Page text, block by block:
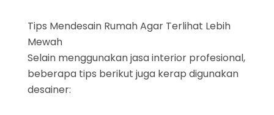
Tips Mendesain Rumah Agar Terlihat Lebih
Mewah
Selain menggunakan jasa interior profesional,
beberapa tips berikut juga kerap digunakan
desainer: